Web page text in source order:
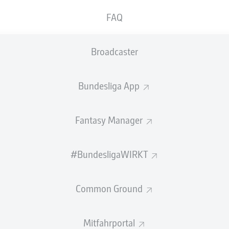
FAQ
Broadcaster
Bundesliga App
Fantasy Manager
#BundesligaWIRKT
Common Ground
Mitfahrportal
ZUSAMMENFASSUNG